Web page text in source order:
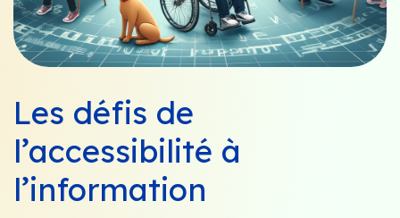
Les défis de
l’accessibilité à
l’information